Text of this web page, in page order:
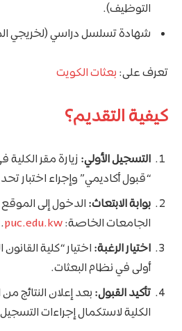
التوظيف).
شهادة تسلسل دراسي (لخريجي
تعرف على: بعثات الكويت
كيفية التقديم؟
التسجيل الأولي: زيارة مقر
“قبول أكاديمي” وإجراء اختبار
بوابة الابتعاث: الدخول إلى
الجامعات الخاصة:puc.edu.kw
.
اختيار الرغبة: اختيار “كلية
أولى في نظام البعثات.
تأكيد القبول: بعد إعلان النتائج
الكلية لاستكمال إجراءات